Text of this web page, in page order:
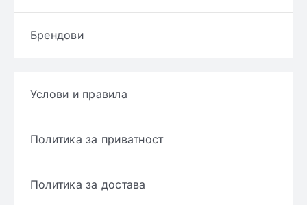
Брендови
Услови и правила
Политика за приватност
Политика за достава